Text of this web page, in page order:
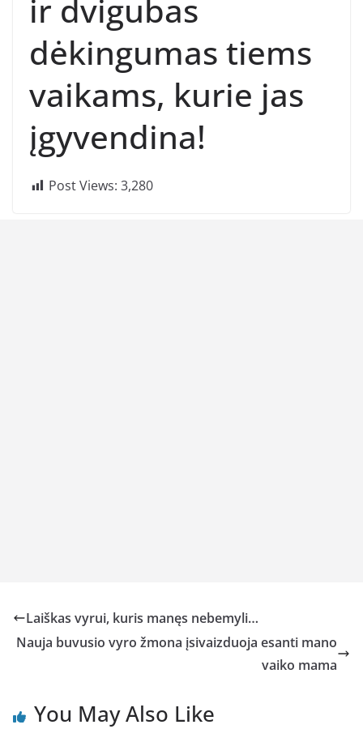
ir dvigubas
dėkingumas tiems
vaikams, kurie jas
įgyvendina!
Post Views: 3,280
Laiškas vyrui, kuris manęs nebemyli…
Nauja buvusio vyro žmona įsivaizduoja esanti mano
vaiko mama
You May Also Like